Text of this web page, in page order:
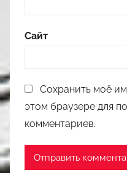
Сайт
Сохранить моё
этом браузере для
комментариев.